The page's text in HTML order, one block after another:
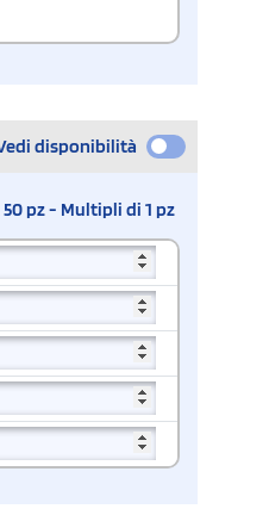
disponibilità
50 pz - Multipli di 1 pz